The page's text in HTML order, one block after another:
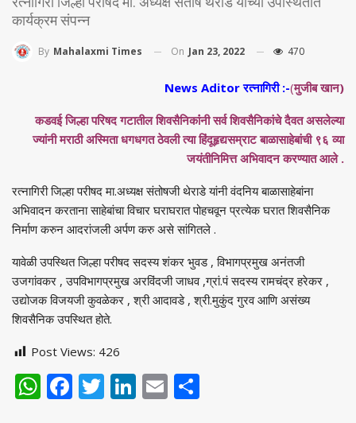
कार्यक्रम संपन्न
By Mahalaxmi Times On Jan 23, 2022 470
News Aditor रत्नागिरी :-(मुजीब खान)
कडवई जिल्हा परिषद गटातील शिवसैनिकांंनी सर्व शिवसैनिकांचे दैवत असलेल्या
ज्यांनी मराठी अस्मिता धगधगत ठेवली त्या हिंदूहृद्यसम्राट बाळासाहेबांची ९६ व्या
जयंतीनिमित्त अभिवादन करण्यात आले .
रत्नागिरी जिल्हा परीषद मा.अध्यक्ष संतोषजी थेराडे यांनी वंदनिय बाळासाहेबांना
अभिवादन करताना साहेबांचा विचार घराघरात पोहचवून प्रत्येक घरात शिवसैनिक
निर्माण करुन आदरांजली अर्पण करु असे सांगितले .
यावेळी उपस्थित जिल्हा परीषद सदस्य शंकर भुवड , विभागप्रमुख अनंतजी
उजगांवकर , उपविभागप्रमुख अरविंदजी जाधव ,ग्रां.पं सदस्य रामचंद्र हरेकर ,
उद्योजक विजयजी कुवळेकर , श्री आदावडे , श्री.मुकुंद गुरव आणि असंख्य
शिवसैनिक उपस्थित होते.
Post Views: 426
WhatsApp
Facebook
Twitter
LinkedIn
Email